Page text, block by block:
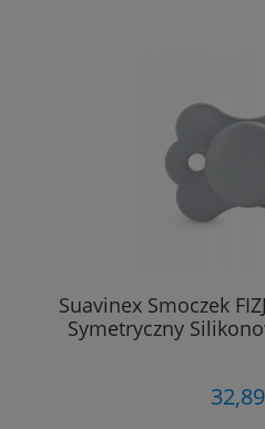
Suavinex Smoczek
Symetryczny